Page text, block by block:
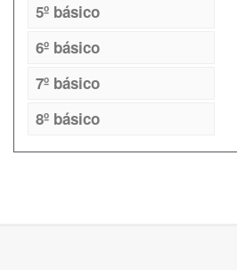
5º básico
6º básico
7º básico
8º básico